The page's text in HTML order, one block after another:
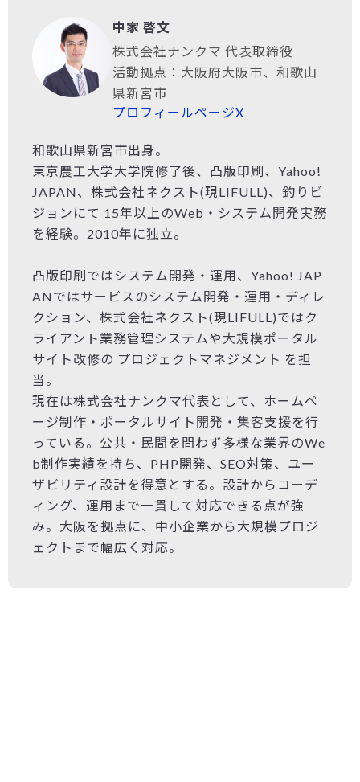
中家 啓文
株式会社ナンクマ 代表取締役
活動拠点：大阪府大阪市、和歌山
県新宮市
プロフィールページX
和歌山県新宮市出身。
東京農工大学大学院修了後、凸版印刷、Yahoo!
JAPAN、株式会社ネクスト(現LIFULL)、釣りビ
ジョンにて 15年以上のWeb・システム開発実務
を経験。2010年に独立。
凸版印刷ではシステム開発・運用、Yahoo! JAP
ANではサービスのシステム開発・運用・ディレ
クション、株式会社ネクスト(現LIFULL)ではク
ライアント業務管理システムや大規模ポータル
サイト改修の プロジェクトマネジメント を担
当。
現在は株式会社ナンクマ代表として、ホームペ
ージ制作・ポータルサイト開発・集客支援を行
っている。公共・民間を問わず多様な業界のWe
b制作実績を持ち、PHP開発、SEO対策、ユー
ザビリティ設計を得意とする。設計からコーデ
ィング、運用まで一貫して対応できる点が強
み。大阪を拠点に、中小企業から大規模プロジ
ェクトまで幅広く対応。